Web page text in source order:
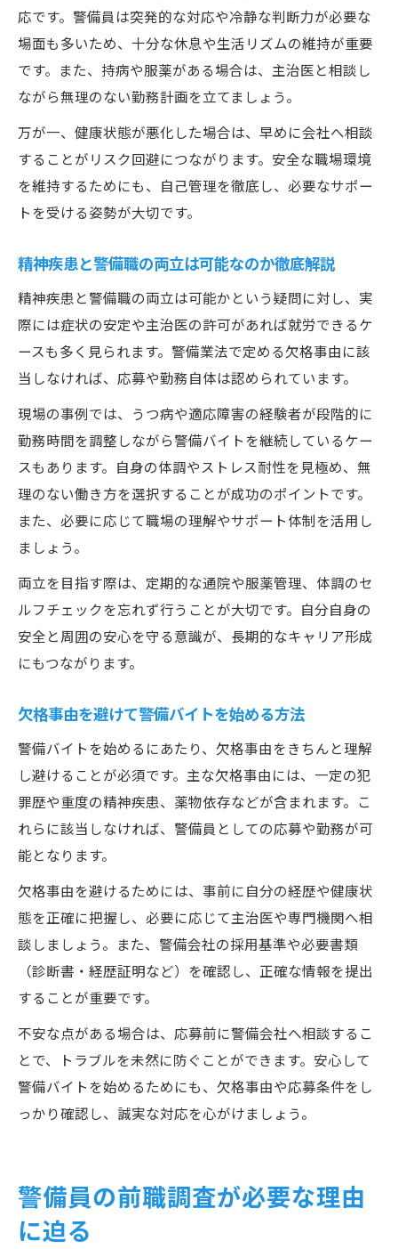
応です。警備員は突発的な対応や冷静な判断力が必要な
場面も多いため、十分な休息や生活リズムの維持が重要
です。また、持病や服薬がある場合は、主治医と相談し
ながら無理のない勤務計画を立てましょう。
万が一、健康状態が悪化した場合は、早めに会社へ相談
することがリスク回避につながります。安全な職場環境
を維持するためにも、自己管理を徹底し、必要なサポー
トを受ける姿勢が大切です。
精神疾患と警備職の両立は可能なのか徹底解説
精神疾患と警備職の両立は可能かという疑問に対し、実
際には症状の安定や主治医の許可があれば就労できるケ
ースも多く見られます。警備業法で定める欠格事由に該
当しなければ、応募や勤務自体は認められています。
現場の事例では、うつ病や適応障害の経験者が段階的に
勤務時間を調整しながら警備バイトを継続しているケー
スもあります。自身の体調やストレス耐性を見極め、無
理のない働き方を選択することが成功のポイントです。
また、必要に応じて職場の理解やサポート体制を活用し
ましょう。
両立を目指す際は、定期的な通院や服薬管理、体調のセ
ルフチェックを忘れず行うことが大切です。自分自身の
安全と周囲の安心を守る意識が、長期的なキャリア形成
にもつながります。
欠格事由を避けて警備バイトを始める方法
警備バイトを始めるにあたり、欠格事由をきちんと理解
し避けることが必須です。主な欠格事由には、一定の犯
罪歴や重度の精神疾患、薬物依存などが含まれます。こ
れらに該当しなければ、警備員としての応募や勤務が可
能となります。
欠格事由を避けるためには、事前に自分の経歴や健康状
態を正確に把握し、必要に応じて主治医や専門機関へ相
談しましょう。また、警備会社の採用基準や必要書類
（診断書・経歴証明など）を確認し、正確な情報を提出
することが重要です。
不安な点がある場合は、応募前に警備会社へ相談するこ
とで、トラブルを未然に防ぐことができます。安心して
警備バイトを始めるためにも、欠格事由や応募条件をし
っかり確認し、誠実な対応を心がけましょう。
警備員の前職調査が必要な理由
に迫る